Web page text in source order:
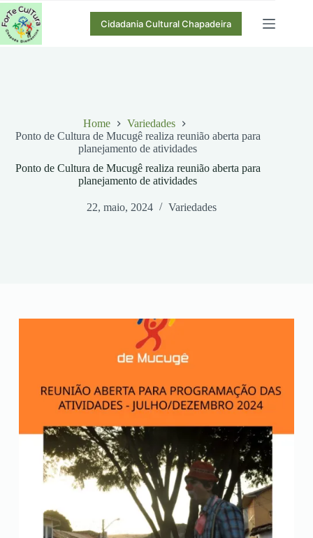
Pular
para
o
conteúdo
Cidadania Cultural Chapadeira
Home
Variedades
Ponto de Cultura de Mucugê realiza reunião aberta para
planejamento de atividades
Ponto de Cultura de Mucugê realiza reunião aberta para
planejamento de atividades
22, maio, 2024 Variedades